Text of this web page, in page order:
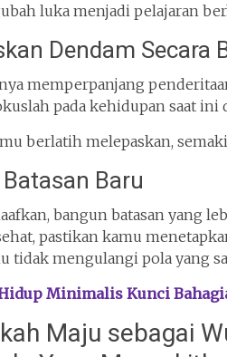
luka menjadi pelajaran
Dendam Secara
memperpanjang
pada kehidupan saat
berlatih melepaskan,
Baru
bangun batasan yang
pastikan kamu
tidak mengulangi pola yang
Minimalis Kunci
Maju sebagai